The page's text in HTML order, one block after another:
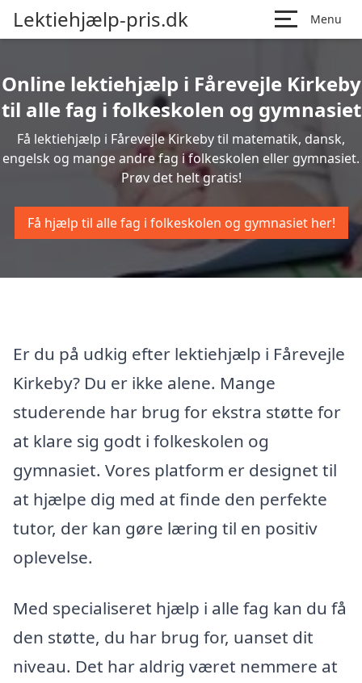
Lektiehjælp-pris.dk Menu
Online lektiehjælp i Fårevejle Kirkeby
til alle fag i folkeskolen og gymnasiet
Få lektiehjælp i Fårevejle Kirkeby til matematik, dansk,
engelsk og mange andre fag i folkeskolen eller gymnasiet.
Prøv det helt gratis!
Få hjælp til alle fag i folkeskolen og gymnasiet her!
Er du på udkig efter lektiehjælp i Fårevejle
Kirkeby? Du er ikke alene. Mange
studerende har brug for ekstra støtte for
at klare sig godt i folkeskolen og
gymnasiet. Vores platform er designet til
at hjælpe dig med at finde den perfekte
tutor, der kan gøre læring til en positiv
oplevelse.
Med specialiseret hjælp i alle fag kan du få
den støtte, du har brug for, uanset dit
niveau. Det har aldrig været nemmere at